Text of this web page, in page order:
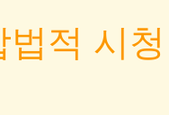
적 시